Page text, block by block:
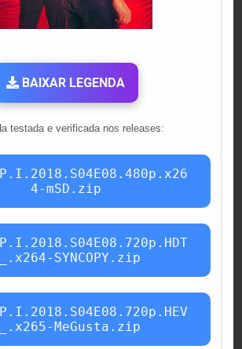
BAIXAR LEGENDA
testada e verificada nos releases:
4-mSD.zip
SYNCOPY.zip
MeGusta.zip